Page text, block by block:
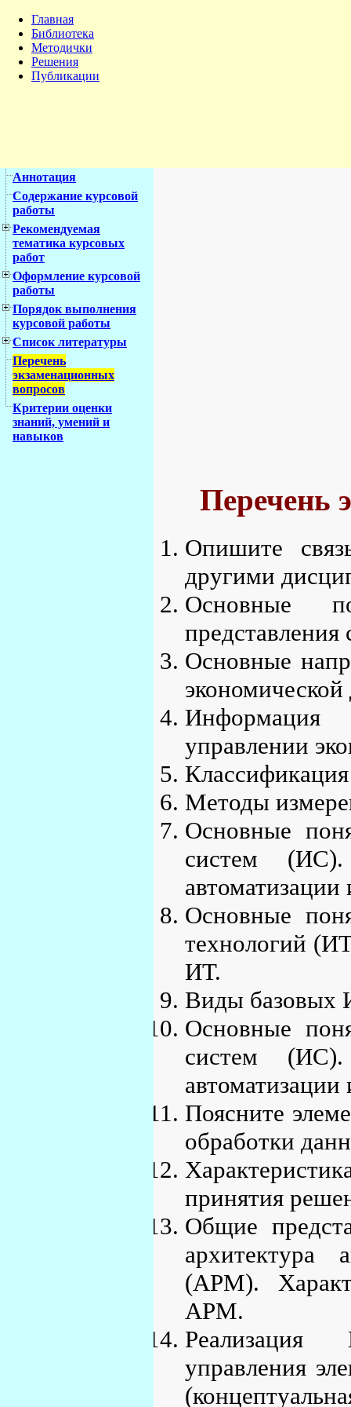
Главная
Библиотека
Методички
Решения
Публикации
Аннотация
Содержание курсовой
работы
Рекомендуемая
тематика курсовых
работ
Оформление курсовой
работы
Порядок выполнения
курсовой работы
Список литературы
Перечень
экзаменационных
вопросов
Критерии оценки
знаний, умений и
навыков
Перечень
Опишите
другими
Основные
представления
Основные
экономической
управлении
Методы
Основные
систем
Основные
технологий
ИТ.
Виды базовых
Основные
систем
Поясните
обработки
принятия
Общие
архитектура
(АРМ).
АРМ.
Реализация
управления